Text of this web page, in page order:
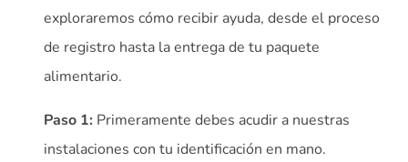
exploraremos cómo recibir ayuda, desde el proceso
de registro hasta la entrega de tu paquete
alimentario.
Paso 1: Primeramente debes acudir a nuestras
instalaciones con tu identificación en mano.